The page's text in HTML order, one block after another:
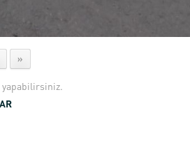
»
yapabilirsiniz.